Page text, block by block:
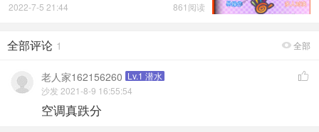
861阅读
2022-7-5 21:44
 全部
全部评论 1

老人家162156260 Lv.1 潜水
沙发 2021-8-9 16:55:54
空调真跌分